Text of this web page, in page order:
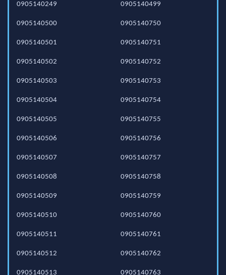
0905140249 0905140499
0905140500
0905140501
0905140502
0905140503
0905140504
0905140505
0905140506
0905140507
0905140508
0905140509
0905140510
0905140511
0905140512
0905140513
0905140750
0905140751
0905140752
0905140753
0905140754
0905140755
0905140756
0905140757
0905140758
0905140759
0905140760
0905140761
0905140762
0905140763